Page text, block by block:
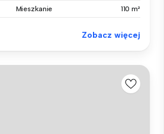
Mieszkanie 110 m²
Zobacz więcej